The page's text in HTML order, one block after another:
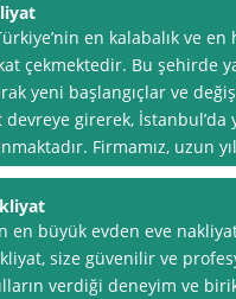
en kalabalık ve
çekmektedir. Bu şehirde
yeni başlangıçlar ve
girerek, İstanbul’da
Firmamız, uzun
en büyük evden eve
size güvenilir ve
verdiği deneyim ve